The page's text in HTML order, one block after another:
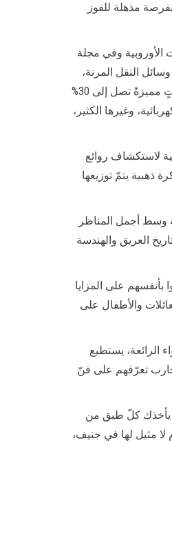
مذهلة للفوز
الوجهات السياحية للعام 2024 عبر منصة أفضل الوجهات الأوروبية وفي مجلة
تأكيد على التزام المدينة بتطوير وسائل النقل المرنة،
ويَعِد الضيوف بتجربة سياحية متكاملة لم يختبروا مثيلاً لها. يستطيع حاملو بطاقة المواصلات الصيفية استخدام وسائل النقل العام مجاناً والحصول على خصوماتٍ مميزةً تصل إلى 30%
وغيرها الكثير،
لاستكشاف روائع
المقيمون في جنيف لمدة لا تقلّ عن ليلتَين خلال الفترة الممتدة بين 15 يونيو و15 سبتمبر فرصة الدخول تلقائياً في السحب على 12 تذكرة ذهبية يتمّ توزيعها
وسط أجمل المناظر
العريق والهندسة
المدينة ليتعرّفوا بأنفسهم على المزايا
والأطفال على
الرائعة، يستطيع
تعرّفهم على فنّ
يأخذك كلّ طبق من
لا مثيل لها في جنيف،